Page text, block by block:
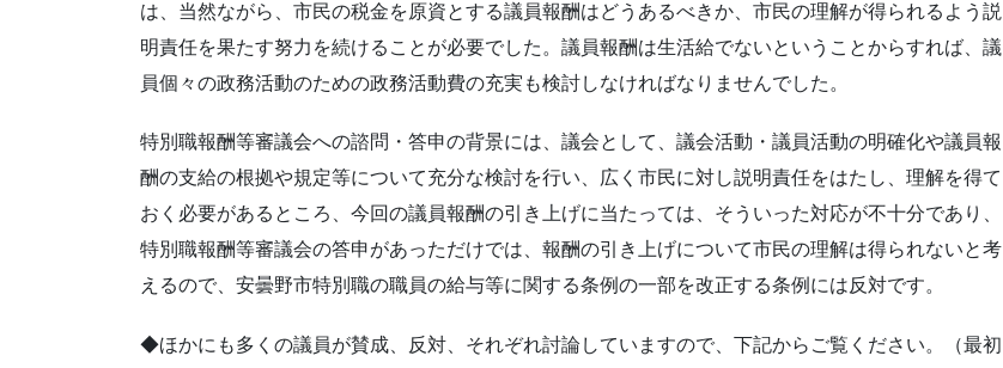
は、当然ながら、市民の税金を原資とする議員報酬はどうあるべきか、市民の理解が得られるよう説
明責任を果たす努力を続けることが必要でした。議員報酬は生活給でないということからすれば、議
員個々の政務活動のための政務活動費の充実も検討しなければなりませんでした。
特別職報酬等審議会への諮問・答申の背景には、議会として、議会活動・議員活動の明確化や議員報
酬の支給の根拠や規定等について充分な検討を行い、広く市民に対し説明責任をはたし、理解を得て
おく必要があるところ、今回の議員報酬の引き上げに当たっては、そういった対応が不十分であり、
特別職報酬等審議会の答申があっただけでは、報酬の引き上げについて市民の理解は得られないと考
えるので、安曇野市特別職の職員の給与等に関する条例の一部を改正する条例には反対です。
◆ほかにも多くの議員が賛成、反対、それぞれ討論していますので、下記からご覧ください。（最初